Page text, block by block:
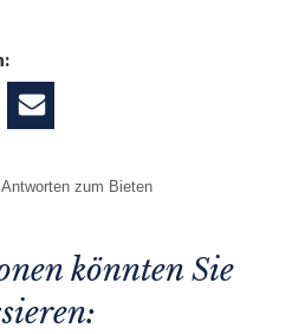
Antworten zum Bieten
könnten Sie